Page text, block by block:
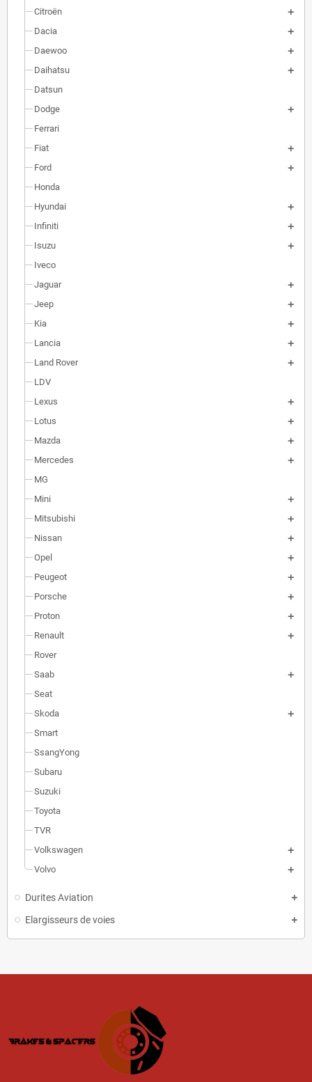
Citroën
Dacia
Daewoo
Daihatsu
Datsun
Dodge
Ferrari
Fiat
Ford
Honda
Hyundai
Infiniti
Isuzu
Iveco
Jaguar
Jeep
Kia
Lancia
Land Rover
LDV
Lexus
Lotus
Mazda
Mercedes
MG
Mini
Mitsubishi
Nissan
Opel
Peugeot
Porsche
Proton
Renault
Rover
Saab
Seat
Skoda
Smart
SsangYong
Subaru
Suzuki
Toyota
TVR
Volkswagen
Volvo
Durites Aviation
Elargisseurs de voies